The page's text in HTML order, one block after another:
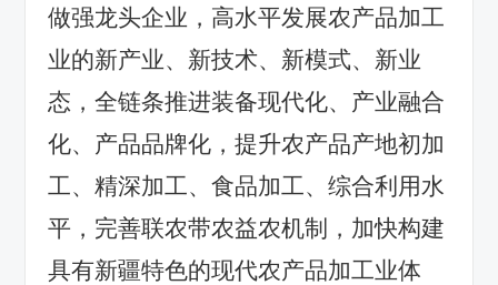
做强龙头企业，高水平发展农产品加工
业的新产业、新技术、新模式、新业
态，全链条推进装备现代化、产业融合
化、产品品牌化，提升农产品产地初加
工、精深加工、食品加工、综合利用水
平，完善联农带农益农机制，加快构建
具有新疆特色的现代农产品加工业体